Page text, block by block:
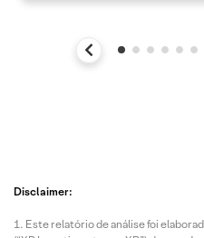
Disclaimer:
Este relatório de análise foi